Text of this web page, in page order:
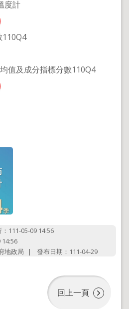
度計
110Q4
值及成分指標分數110Q4
111-05-09 14:56
14:56
地政局
發布日期：111-04-29
回上一頁